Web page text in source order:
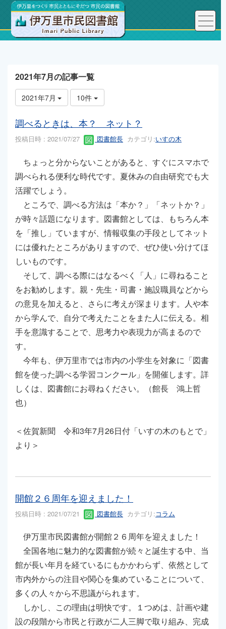
トップページ こんにちは、図書館長です！
2021年7月の記事一覧
2021年7月 10件
調べるときは、本？ ネット？
投稿日時 : 2021/07/27 図書館長 カテゴリ:いすの木
ちょっと分からないことがあると、すぐにスマホで
調べられる便利な時代です。夏休みの自由研究でも大
活躍でしょう。
ところで、調べる方法は「本か？」「ネットか？」
が時々話題になります。図書館としては、もちろん本
を「推し」ていますが、情報収集の手段としてネット
には優れたところがありますので、ぜひ使い分けてほ
しいものです。
そして、調べる際にはなるべく「人」に尋ねること
をお勧めします。親・先生・司書・施設職員などから
の意見を加えると、さらに考えが深まります。人や本
から学んで、自分で考えたことをまた人に伝える。相
手を意識することで、思考力や表現力が高まるので
す。
今年も、伊万里市では市内の小学生を対象に「図書
館を使った調べる学習コンクール」を開催します。詳
しくは、図書館にお尋ねください。（館長 鴻上哲
也）
＜佐賀新聞 令和3年7月26日付「いすの木のもとで」
より＞
開館２６周年を迎えました！
投稿日時 : 2021/07/21 図書館長 カテゴリ:コラム
伊万里市民図書館が開館２６周年を迎えました！
全国各地に魅力的な図書館が続々と誕生する中、当
館が長い年月を経ているにもかかわらず、依然として
市内外からの注目や関心を集めていることについて、
多くの人々から不思議がられます。
しかし、この理由は明快です。１つめは、計画や建
設の段階から市民と行政が二人三脚で取り組み、完成